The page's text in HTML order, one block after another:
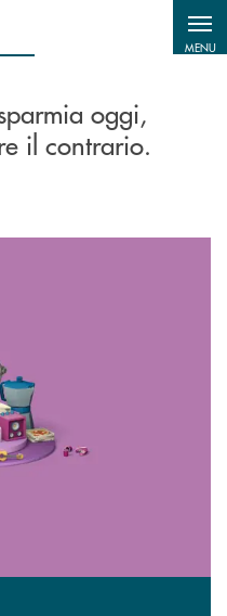
MENU
oggi,
il contrario.